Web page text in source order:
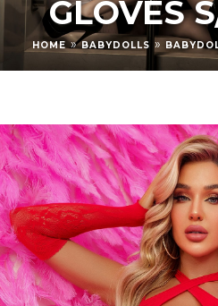
GLOVES
HOME » BABYDOLLS »